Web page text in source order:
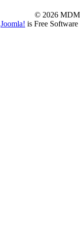
© 2026
Joomla! is Free